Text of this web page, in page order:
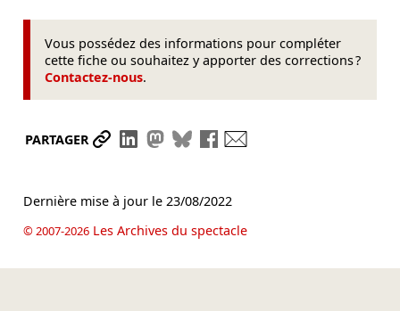
Vous possédez des informations pour compléter
cette fiche ou souhaitez y apporter des corrections ?
Contactez-nous.
PARTAGER Partager le lien
Partager sur LinkedIn
Partager sur Mastodon
Partager sur Bluesky
Partager sur Facebook
Dernière mise à jour le 23/08/2022
© 2007-2026Les Archives du spectacle